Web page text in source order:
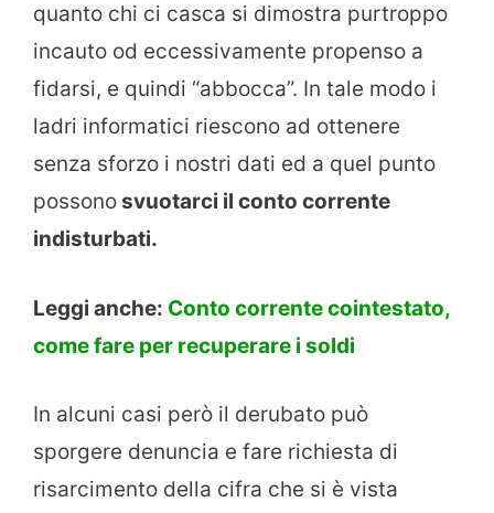
quanto chi ci casca si dimostra purtroppo
incauto od eccessivamente propenso a
fidarsi, e quindi “abbocca”. In tale modo i
ladri informatici riescono ad ottenere
senza sforzo i nostri dati ed a quel punto
possonosvuotarci il conto corrente
indisturbati.
Leggi anche: Conto corrente cointestato,
come fare per recuperare i soldi
In alcuni casi però il derubato può
sporgere denuncia e fare richiesta di
risarcimento della cifra che si è vista